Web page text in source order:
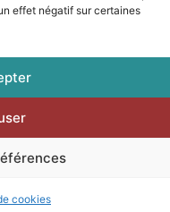
effet négatif sur certaines
cookies